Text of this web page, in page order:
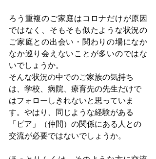
ろう重複のご家庭はコロナだけが原因
ではなく、そもそも似たような状況の
ご家庭との出会い・関わりの場になか
なか巡り会えないことが多いのではな
いでしょうか。
そんな状況の中でのご家族の気持ち
は、学校、病院、療育先の先生だけで
はフォローしきれないと思っていま
す。やはり、同じような経験がある
「ピア」（仲間）の関係にある人との
交流が必要ではないでしょうか。